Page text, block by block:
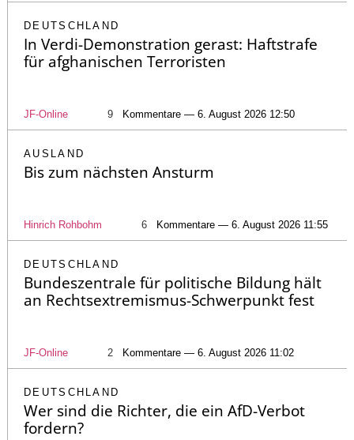
DEUTSCHLAND
In Verdi-Demonstration gerast: Haftstrafe
für afghanischen Terroristen
JF-Online 9 Kommentare — 6. August 2026 12:50
AUSLAND
Bis zum nächsten Ansturm
Hinrich Rohbohm 6 Kommentare — 6. August 2026 11:55
DEUTSCHLAND
Bundeszentrale für politische Bildung hält
an Rechtsextremismus-Schwerpunkt fest
JF-Online 2 Kommentare — 6. August 2026 11:02
DEUTSCHLAND
Wer sind die Richter, die ein AfD-Verbot
fordern?